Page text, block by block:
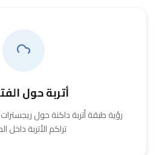
أتربة حول
رؤية طبقة أتربة داكنة حول
تراكم الأتربة داخل